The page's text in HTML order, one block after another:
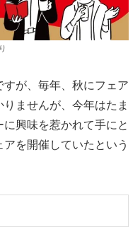
が、毎年、秋にフェア
ませんが、今年はたま
興味を惹かれて手にと
を開催していたという